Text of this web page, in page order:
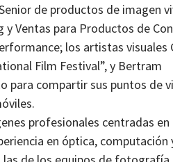
de productos de imagen
Ventas para Productos de
los artistas visuales
Film Festival”, y Bertram
para compartir sus puntos de
profesionales centradas en
en óptica, computación